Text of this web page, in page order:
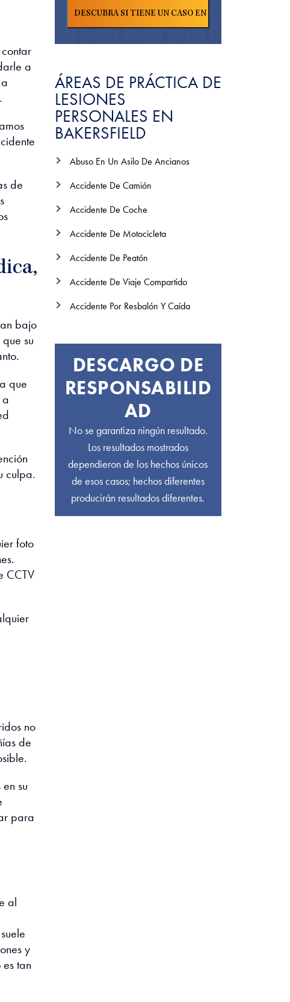
a
de
bajo
su
que
a
culpa.
foto
CCTV
no
de
su
para
al
y
tan
ÁREAS DE PRÁCTICA DE
LESIONES
PERSONALES EN
BAKERSFIELD
Abuso En Un Asilo De Ancianos
Accidente De Camión
Accidente De Coche
Accidente De Motocicleta
Accidente De Peatón
Accidente De Viaje Compartido
Accidente Por Resbalón Y Caída
DESCARGO DE
RESPONSABILID
AD
No se garantiza ningún resultado.
Los resultados mostrados
dependieron de los hechos únicos
de esos casos; hechos diferentes
producirán resultados diferentes.